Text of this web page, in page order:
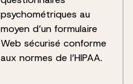
psychométriques au
moyen d’un formulaire
Web sécurisé conforme
aux normes de l’HIPAA.